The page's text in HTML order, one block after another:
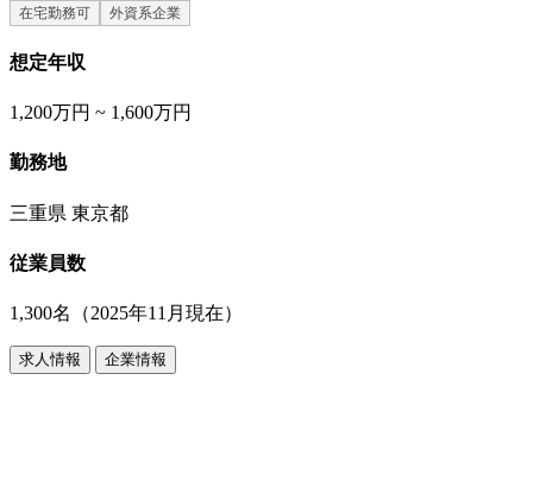
在宅勤務可 外資系企業
想定年収
1,200万円 ~ 1,600万円
勤務地
三重県 東京都
従業員数
1,300名（2025年11月現在）
求人情報 企業情報